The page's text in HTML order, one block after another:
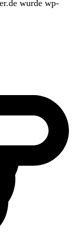
wurde wp-